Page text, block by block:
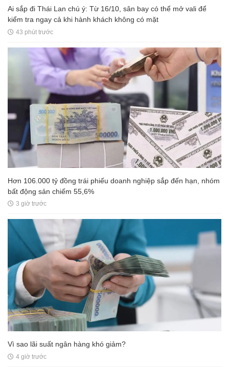
Ai sắp đi Thái Lan chú ý: Từ 16/10, sân bay có thể mở vali để
kiểm tra ngay cả khi hành khách không có mặt
43 phút trước
Hơn 106.000 tỷ đồng trái phiếu doanh nghiệp sắp đến hạn, nhóm
bất động sản chiếm 55,6%
3 giờ trước
Vì sao lãi suất ngân hàng khó giảm?
4 giờ trước